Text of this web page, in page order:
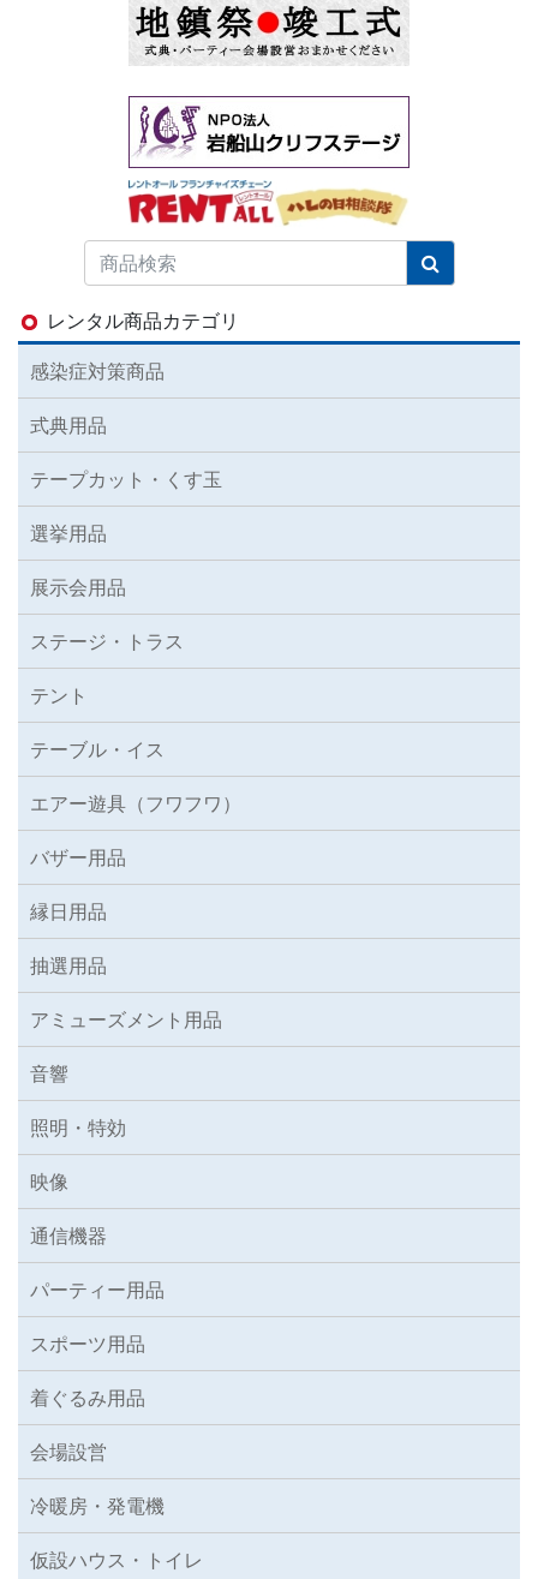
レンタル商品カテゴリ
感染症対策商品
式典用品
テープカット・くす玉
選挙用品
展示会用品
ステージ・トラス
テント
テーブル・イス
エアー遊具（フワフワ）
バザー用品
縁日用品
抽選用品
アミューズメント用品
音響
照明・特効
映像
通信機器
パーティー用品
スポーツ用品
着ぐるみ用品
会場設営
冷暖房・発電機
仮設ハウス・トイレ